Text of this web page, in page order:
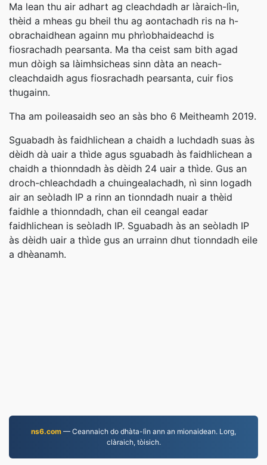
Ma lean thu air adhart ag cleachdadh ar làraich-lìn,
thèid a mheas gu bheil thu ag aontachadh ris na h-
obrachaidhean againn mu phrìobhaideachd is
fiosrachadh pearsanta. Ma tha ceist sam bith agad
mun dòigh sa làimhsicheas sinn dàta an neach-
cleachdaidh agus fiosrachadh pearsanta, cuir fios
thugainn.
Tha am poileasaidh seo an sàs bho 6 Meitheamh 2019.
Sguabadh às faidhlichean a chaidh a luchdadh suas às
dèidh dà uair a thìde agus sguabadh às faidhlichean a
chaidh a thionndadh às dèidh 24 uair a thìde. Gus an
droch-chleachdadh a chuingealachadh, nì sinn logadh
air an seòladh IP a rinn an tionndadh nuair a thèid
faidhle a thionndadh, chan eil ceangal eadar
faidhlichean is seòladh IP. Sguabadh às an seòladh IP
às dèidh uair a thìde gus an urrainn dhut tionndadh eile
a dhèanamh.
ns6.com — Ceannaich do dhàta-lìn ann an mionaidean. Lorg,
clàraich, tòisich.